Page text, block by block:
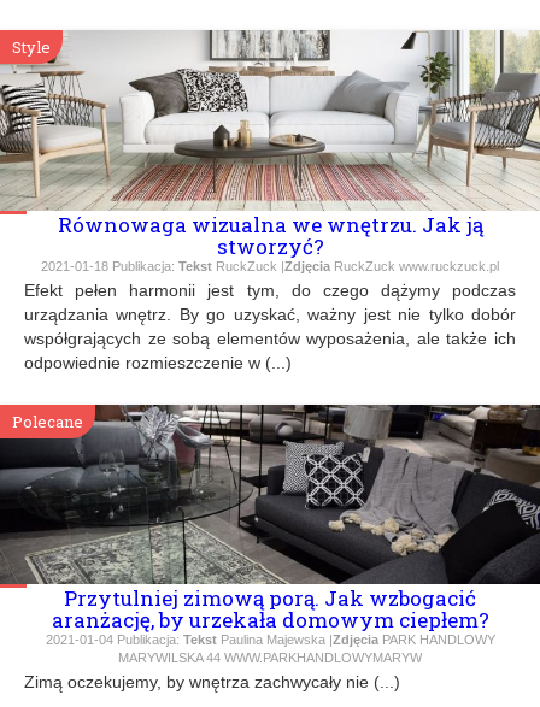
Style
Równowaga wizualna we wnętrzu. Jak ją
stworzyć?
2021-01-18 Publikacja: Tekst RuckZuck |Zdjęcia RuckZuck www.ruckzuck.pl
Efekt pełen harmonii jest tym, do czego dążymy podczas
urządzania wnętrz. By go uzyskać, ważny jest nie tylko dobór
współgrających ze sobą elementów wyposażenia, ale także ich
odpowiednie rozmieszczenie w (...)
Polecane
Przytulniej zimową porą. Jak wzbogacić
aranżację, by urzekała domowym ciepłem?
2021-01-04Publikacja: Tekst Paulina Majewska |Zdjęcia PARK HANDLOWY
MARYWILSKA 44 WWW.PARKHANDLOWYMARYW
Zimą oczekujemy, by wnętrza zachwycały nie (...)